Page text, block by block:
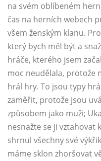
na svém oblíbeném
čas na herních webech
všem ženským klanu.
který bych měl být a
hráče, kterého jsem
moc neudělala, protože
hrál hry. To jsou typy
zaměřit, protože jsou
způsobem jako muži;
nesnažte se ji vztahovat
shrnul všechny své
máme sklon zhoršovat